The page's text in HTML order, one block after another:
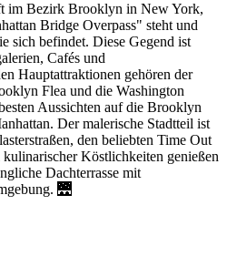
im Bezirk Brooklyn in New York,
Bridge Overpass" steht und
sich befindet. Diese Gegend ist
Cafés und
Hauptattraktionen gehören der
Flea und die Washington
Aussichten auf die Brooklyn
Der malerische Stadtteil ist
den beliebten Time Out
Köstlichkeiten genießen
Dachterrasse mit
🌉